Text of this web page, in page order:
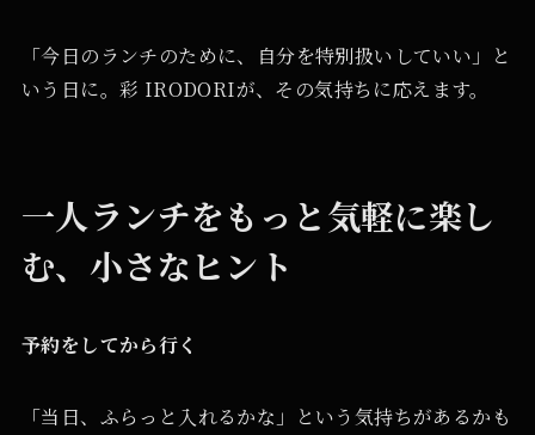
「今日のランチのために、自分を特別扱いしていい」と
いう日に。彩 IRODORIが、その気持ちに応えます。
一人ランチをもっと気軽に楽し
む、小さなヒント
予約をしてから行く
「当日、ふらっと入れるかな」という気持ちがあるかも